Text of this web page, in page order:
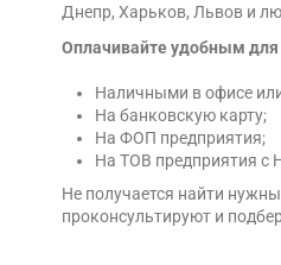
Днепр, Харьков, Львов и
Оплачивайте удобным для
Наличными в офисе
На банковскую карту;
На ФОП предприятия;
На ТОВ предприятия с
Не получается найти
проконсультируют и